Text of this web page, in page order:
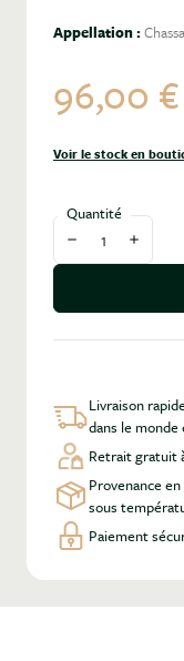
Appellation :
96,00 €
Voir le stock en
Quantité
Diminuer la
Livraison
dans le
Retrait gratuit
Provenance
sous
Paiement